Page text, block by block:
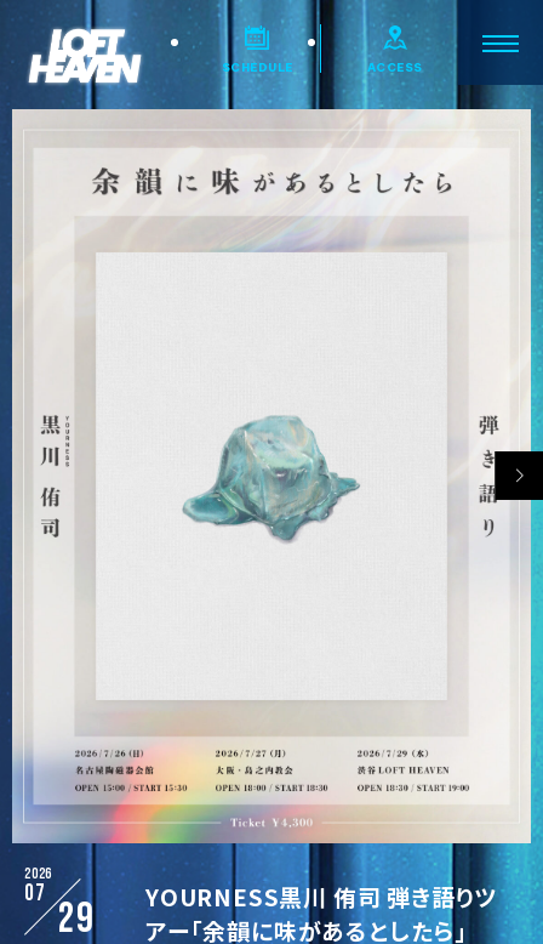
SCHEDULE ACCESS
2026
07
29
YOURNESS黒川 侑司 弾き語りツ
アー「余韻に味があるとしたら」